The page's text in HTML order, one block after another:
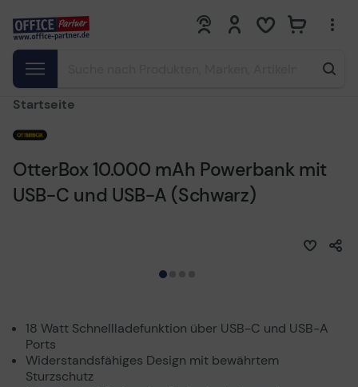
0 0
Startseite
OtterBox 10.000 mAh Powerbank mit
USB-C und USB-A (Schwarz)
18 Watt Schnellladefunktion über USB-C und USB-A
Ports
Widerstandsfähiges Design mit bewährtem
Sturzschutz